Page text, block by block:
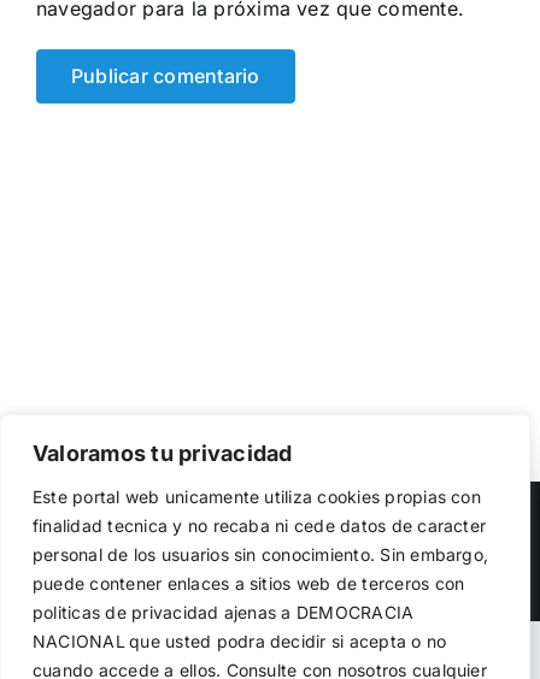
Valoramos tu privacidad
Este portal web unicamente utiliza cookies propias con
finalidad tecnica y no recaba ni cede datos de caracter
personal de los usuarios sin conocimiento. Sin embargo,
puede contener enlaces a sitios web de terceros con
politicas de privacidad ajenas a DEMOCRACIA
NACIONAL que usted podra decidir si acepta o no
cuando accede a ellos. Consulte con nosotros cualquier
navegador para la próxima vez que comente.
Copyright 2023 | Democracia Nacional | All Rights Reserved
Facebook
TwitterInstagram
Warning: Undefined variable $visibility_homepage in
el funcionamiento de la web, medir su uso y mejorar
nuestros servicios. Puede aceptar todas las cookies,
rechazar las no necesarias o configurar sus preferencias.
Política de cookies
Aceptar todo